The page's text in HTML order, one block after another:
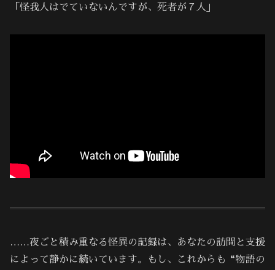
「怪我人はでていないんですが、死者が７人」
……夜ごと積み重なる怪異の記録は、あなたの訪問と支援
によって静かに続いています。もし、これからも“物語の